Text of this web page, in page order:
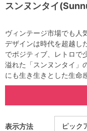
スンヌンタイ
ヴィンテージ市場でも人
デザインは時代を超越し
でポジティブ、レトロで
溢れた「スンヌンタイ」
にも生き生きとした生命
表示方法